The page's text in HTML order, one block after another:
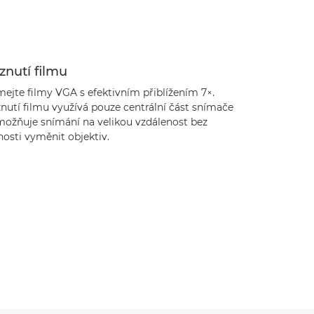
filmu
filmy VGA s efektivním přiblížením 7×.
filmu využívá pouze centrální část snímače
snímání na velikou vzdálenost bez
vyměnit objektiv.